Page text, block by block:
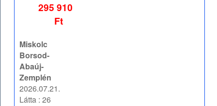
295 910
Ft
Miskolc
Borsod-
Abaúj-
Zemplén
2026.07.21.
Látta : 26